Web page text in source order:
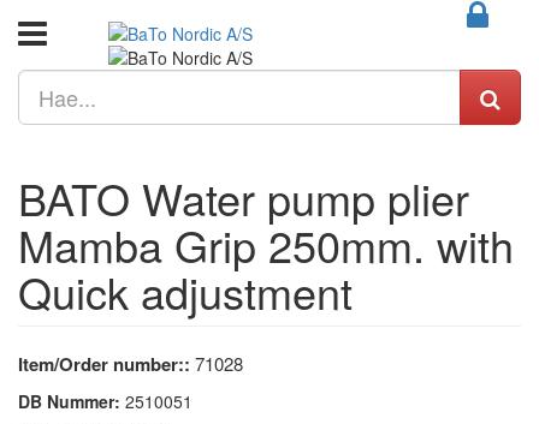
BATO Water pump plier
Mamba Grip 250mm. with
Quick adjustment
Item/Order number:: 71028
DB Nummer: 2510051